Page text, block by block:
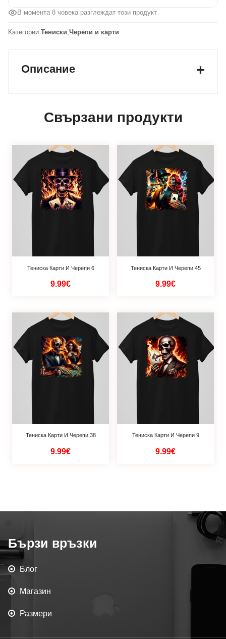
В момента 8 човека разглеждат този продукт
Категории:Тениски,Черепи и карти
Описание
Свързани продукти
Тениска Карти И Черепи 6
9.99€
Тениска Карти И Черепи 45
9.99€
Тениска Карти И Черепи 38
9.99€
Тениска Карти И Черепи 9
9.99€
Бързи връзки
Блог
Магазин
Размери